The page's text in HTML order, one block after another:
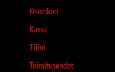
Ostoskori
Kassa
Tilini
Toimitusehdot